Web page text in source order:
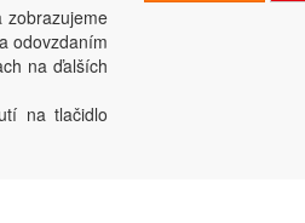
zobrazujeme
odovzdaním
na ďalších
na tlačidlo